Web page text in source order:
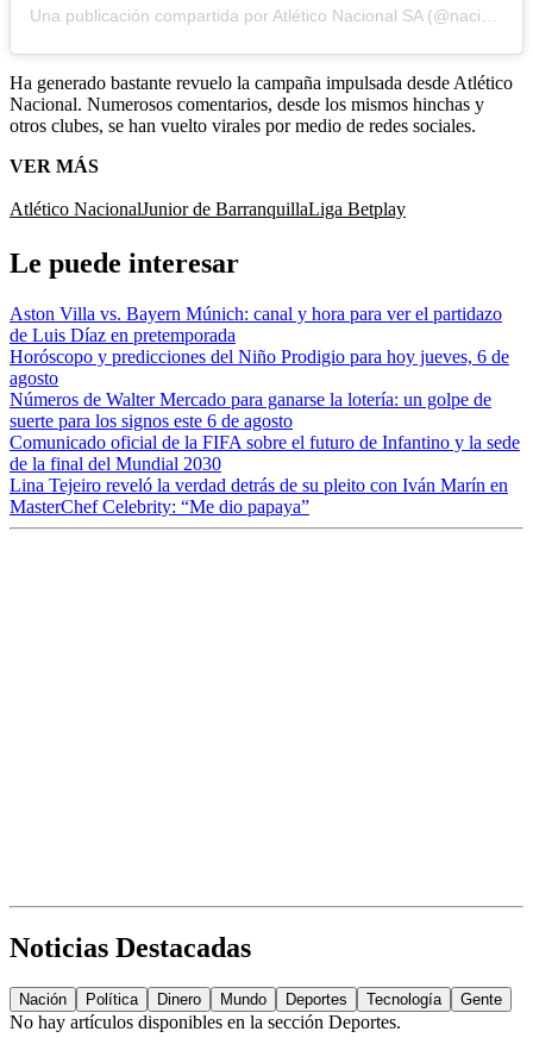
Ha generado bastante revuelo la campaña impulsada desde Atlético
Nacional. Numerosos comentarios, desde los mismos hinchas y
otros clubes, se han vuelto virales por medio de redes sociales.
VER MÁS
Atlético NacionalJunior de BarranquillaLiga Betplay
Le puede interesar
Aston Villa vs. Bayern Múnich: canal y hora para ver el partidazo
de Luis Díaz en pretemporada
Horóscopo y predicciones del Niño Prodigio para hoy jueves, 6 de
agosto
Números de Walter Mercado para ganarse la lotería: un golpe de
suerte para los signos este 6 de agosto
Comunicado oficial de la FIFA sobre el futuro de Infantino y la sede
de la final del Mundial 2030
Lina Tejeiro reveló la verdad detrás de su pleito con Iván Marín en
MasterChef Celebrity: “Me dio papaya”
Noticias Destacadas
Nación Política Dinero Mundo Deportes Tecnología Gente
No hay artículos disponibles en la sección Deportes.